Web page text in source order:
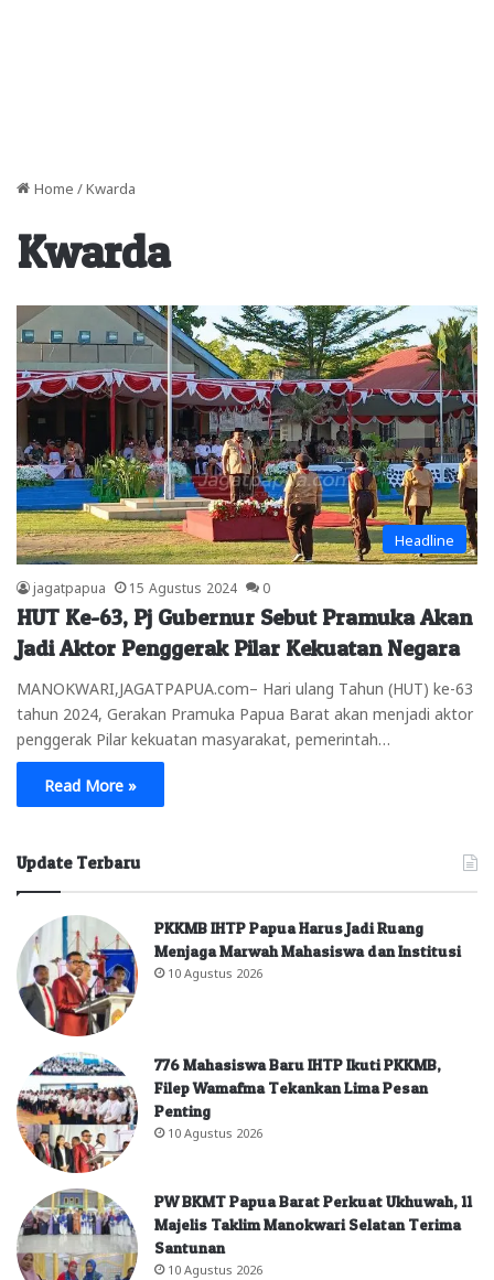
Home / Kwarda
Kwarda
Headline
jagatpapua 15 Agustus 2024 0
HUT Ke-63, Pj Gubernur Sebut Pramuka Akan
Jadi Aktor Penggerak Pilar Kekuatan Negara
MANOKWARI,JAGATPAPUA.com– Hari ulang Tahun (HUT) ke-63
tahun 2024, Gerakan Pramuka Papua Barat akan menjadi aktor
penggerak Pilar kekuatan masyarakat, pemerintah…
Read More »
Update Terbaru
PKKMB IHTP Papua Harus Jadi Ruang
Menjaga Marwah Mahasiswa dan Institusi
10 Agustus 2026
776 Mahasiswa Baru IHTP Ikuti PKKMB,
Filep Wamafma Tekankan Lima Pesan
Penting
10 Agustus 2026
PW BKMT Papua Barat Perkuat Ukhuwah, 11
Majelis Taklim Manokwari Selatan Terima
Santunan
10 Agustus 2026